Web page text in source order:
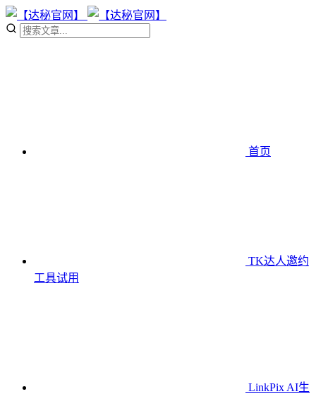
首页
TK达人邀约
工具试用
LinkPix AI生